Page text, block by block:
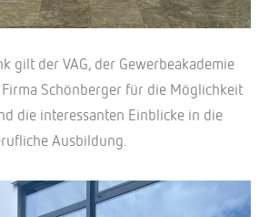
gilt der VAG, der Gewerbeakademie
Schönberger für die Möglichkeit
die interessanten Einblicke in die
Ausbildung.